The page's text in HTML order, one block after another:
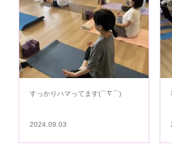
すっかりハマってます(⌒∇⌒)
2024.09.03